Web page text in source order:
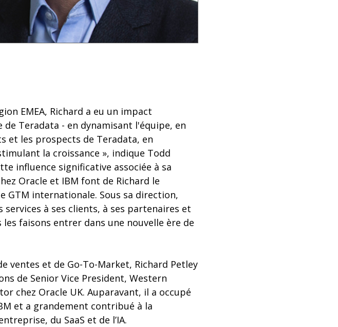
EMEA, Richard a eu un impact
Teradata - en dynamisant l'équipe, en
et les prospects de Teradata, en
la croissance », indique Todd
influence significative associée à sa
Oracle et IBM font de Richard le
internationale. Sous sa direction,
à ses clients, à ses partenaires et
faisons entrer dans une nouvelle ère de
ventes et de Go-To-Market, Richard Petley
de Senior Vice President, Western
chez Oracle UK. Auparavant, il a occupé
et a grandement contribué à la
du SaaS et de l’IA.